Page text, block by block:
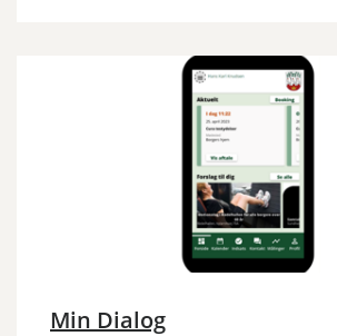
Min Dialog